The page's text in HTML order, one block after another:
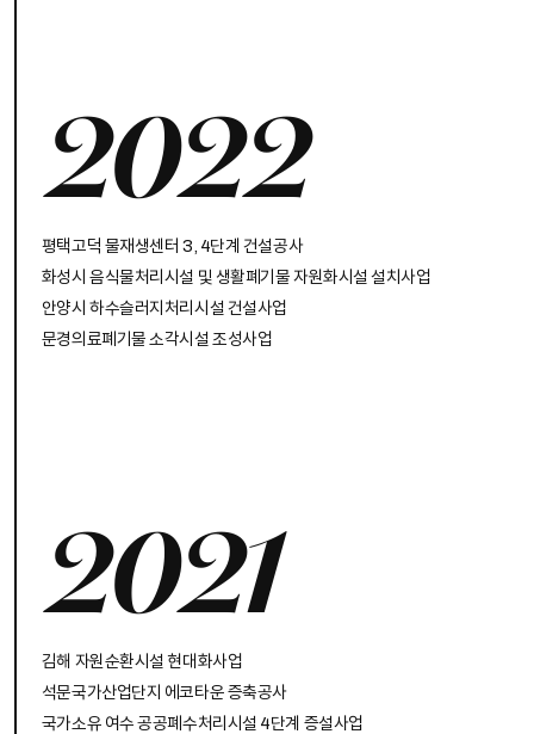
2022
평택고덕 물재생센터 3, 4단계 건설공사
화성시 음식물처리시설 및 생활폐기물 자원화시설 설치사업
안양시 하수슬러지처리시설 건설사업
문경의료폐기물 소각시설 조성사업
2021
김해 자원순환시설 현대화사업
석문국가산업단지 에코타운 증축공사
국가소유 여수 공공폐수처리시설 4단계 증설사업